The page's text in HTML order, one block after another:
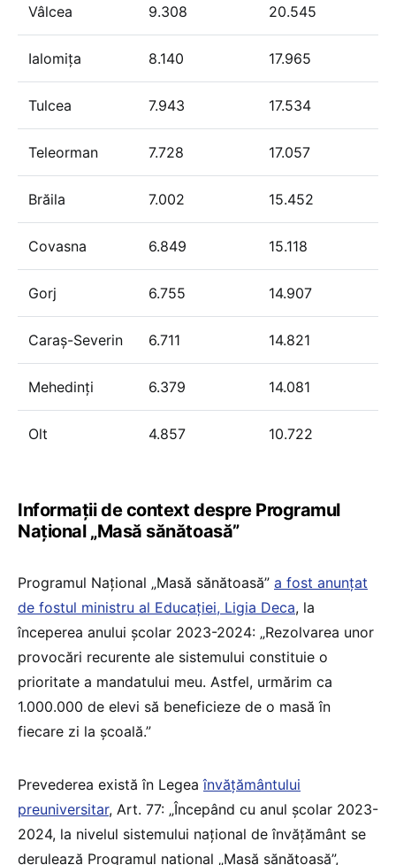
Vâlcea 9.308 20.545
Ialomița 8.140 17.965
Tulcea 7.943 17.534
Teleorman 7.728 17.057
Brăila 7.002 15.452
Covasna 6.849 15.118
Gorj 6.755 14.907
Caraș-Severin 6.711 14.821
Mehedinți 6.379 14.081
Olt 4.857 10.722
Informații de context despre Programul
Național „Masă sănătoasă”
Programul Național „Masă sănătoasă” a fost anunțat
de fostul ministru al Educației, Ligia Deca, la
începerea anului școlar 2023-2024: „Rezolvarea unor
provocări recurente ale sistemului constituie o
prioritate a mandatului meu. Astfel, urmărim ca
1.000.000 de elevi să beneficieze de o masă în
fiecare zi la școală.”
Prevederea există în Legeaînvățământului
preuniversitar, Art. 77: „Începând cu anul școlar 2023-
2024, la nivelul sistemului național de învățământ se
derulează Programul național „Masă sănătoasă”,